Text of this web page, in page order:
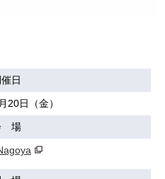
日
20日（金）
場